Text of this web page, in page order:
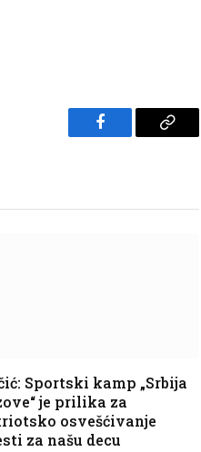
Facebook Copy
Sportski kamp „Srbija
je prilika za
osvešćivanje
za našu decu